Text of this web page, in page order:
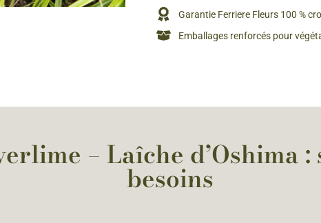
d’Antan
Garantie Ferriere Fleurs 100 %
Emballages renforcés pour
– Laîche d’Oshima
besoins